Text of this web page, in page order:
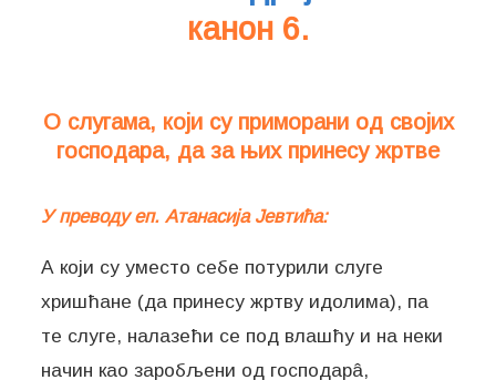
канон 6.
О слугама, који су приморани од својих
господара, да за њих принесу жртве
У преводу еп. Атанасија Јевтића:
А који су уместо себе потурили слуге
хришћане (да принесу жртву идолима), па
те слуге, налазећи се под влашћу и на неки
начин као заробљени од господарâ,